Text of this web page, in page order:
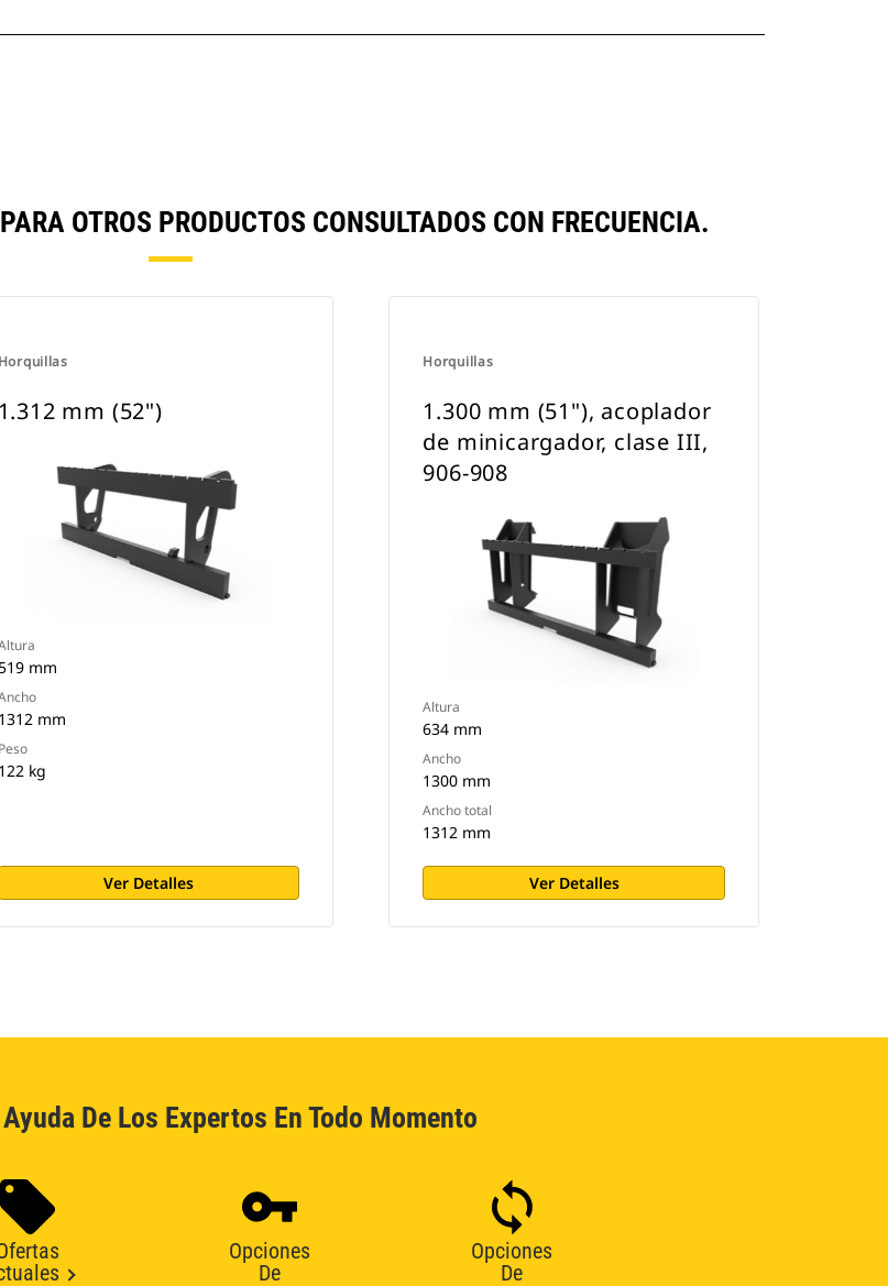
OTROS PRODUCTOS CONSULTADOS CON FRECUENCIA.
Horquillas
1.312 mm (52")
519 mm
1312 mm
Peso
122 kg
Ver Detalles
Horquillas
1.300 mm (51"), acoplador
de minicargador, clase III,
906-908
Altura
634 mm
Ancho
1300 mm
Ancho total
1312 mm
Ver Detalles
De Los Expertos En Todo Momento
Opciones
De
Opciones
De